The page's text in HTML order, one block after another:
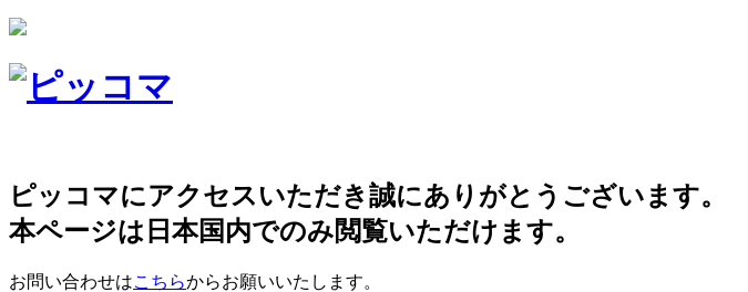
ピッコマにアクセスいただき誠にありがとうございます。
本ページは日本国内でのみ閲覧いただけます。
お問い合わせはこちらからお願いいたします。